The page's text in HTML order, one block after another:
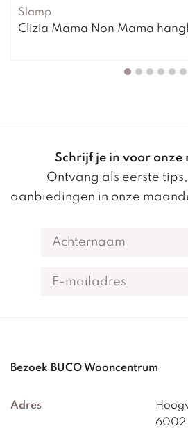
Slamp
Clizia Mama Non Mama
Schrijf je in voor onze
Ontvang als eerste
aanbiedingen in onze
Bezoek BUCO Wooncentrum
Adres
6002